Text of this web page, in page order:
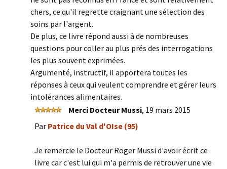
chers, ce qu'il regrette craignant une sélection des
soins par l'argent.
De plus, ce livre répond aussi à de nombreuses
questions pour coller au plus prés des interrogations
les plus souvent exprimées.
Argumenté, instructif, il apportera toutes les
réponses à ceux qui veulent comprendre et gérer leurs
intolérances alimentaires.
Merci Docteur Mussi, 19 mars 2015
Par Patrice du Val d'OIse (95)
Je remercie le Docteur Roger Mussi d'avoir écrit ce
livre car c'est lui qui m'a permis de retrouver une vie